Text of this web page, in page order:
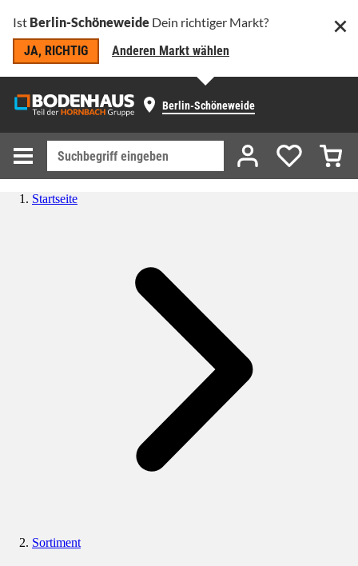
Ist Berlin-Schöneweide Dein richtiger Markt?
JA, RICHTIG
Anderen Markt wählen
Berlin-Schöneweide
Startseite
Sortiment